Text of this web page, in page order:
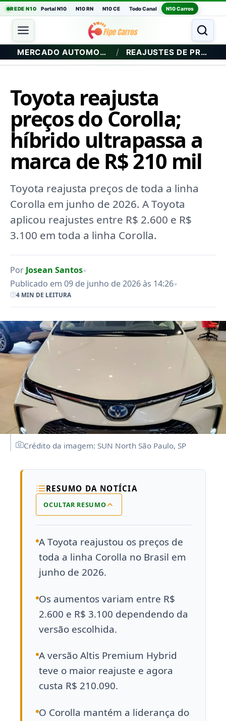
REDE N10 Portal N10 N10 RN N10 CE Todo Canal N10 Carros
MERCADO AUTOMOTIVO / REAJUSTES DE PREÇO
Toyota reajusta
preços do Corolla;
híbrido ultrapassa a
marca de R$ 210 mil
Toyota reajusta preços de toda a linha
Corolla em junho de 2026. A Toyota
aplicou reajustes entre R$ 2.600 e R$
3.100 em toda a linha Corolla.
Por Josean Santos•
Publicado em 09 de junho de 2026 às 14:26•
4 MIN DE LEITURA
Crédito da imagem: SUN North São Paulo, SP
RESUMO DA NOTÍCIA
OCULTAR RESUMO
A Toyota reajustou os preços de
toda a linha Corolla no Brasil em
junho de 2026.
Os aumentos variam entre R$
2.600 e R$ 3.100 dependendo da
versão escolhida.
A versão Altis Premium Hybrid
teve o maior reajuste e agora
custa R$ 210.090.
O Corolla mantém a liderança do